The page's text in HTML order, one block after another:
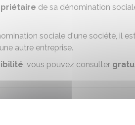
de sa dénomination
sociale d'une société, il
autre entreprise.
, vous pouvez consulter
de la disponibilité d'un nom